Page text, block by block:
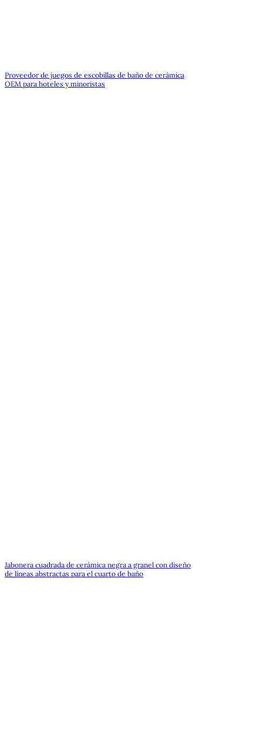
Proveedor de juegos de escobillas de baño de cerámica
OEM para hoteles y minoristas
Jabonera cuadrada de cerámica negra a granel con diseño
de líneas abstractas para el cuarto de baño